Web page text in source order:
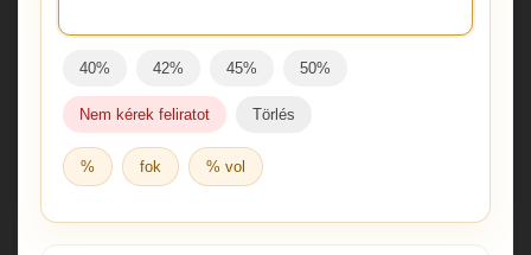
40% 42% 45% 50%
Nem kérek feliratot Törlés
% fok % vol